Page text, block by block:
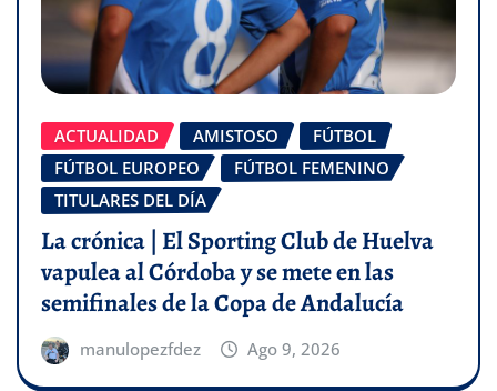
ACTUALIDAD AMISTOSO
FÚTBOL
FÚTBOL EUROPEO
FÚTBOL FEMENINO
TITULARES DEL DÍA
La crónica | El Sporting Club de Huelva
vapulea al Córdoba y se mete en las
semifinales de la Copa de Andalucía
manulopezfdez Ago 9, 2026